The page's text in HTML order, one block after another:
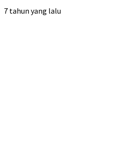
7 tahun yang lalu